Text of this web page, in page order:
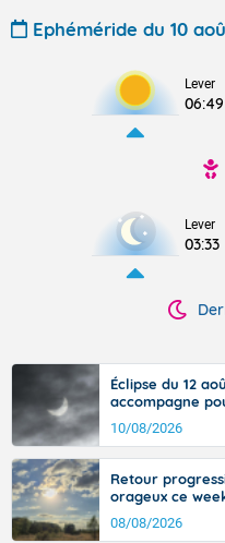
Ephéméride du 10
Lever
06:49
Lever
03:33
Éclipse du 12
accompagne
10/08/2026
Retour
orageux ce
08/08/2026